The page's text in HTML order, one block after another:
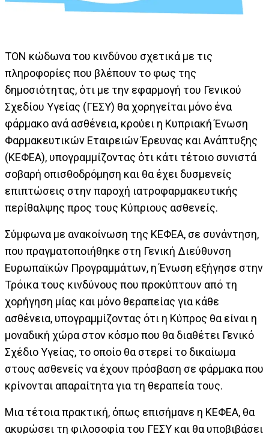
ΤΟΝ κώδωνα του κινδύνου σχετικά με τις
πληροφορίες που βλέπουν το φως της
δημοσιότητας, ότι με την εφαρμογή του Γενικού
Σχεδίου Υγείας (ΓΕΣΥ) θα χορηγείται μόνο ένα
φάρμακο ανά ασθένεια, κρούει η Κυπριακή Ένωση
Φαρμακευτικών Εταιρειών Έρευνας και Ανάπτυξης
(ΚΕΦΕΑ), υπογραμμίζοντας ότι κάτι τέτοιο συνιστά
σοβαρή οπισθοδρόμηση και θα έχει δυσμενείς
επιπτώσεις στην παροχή ιατροφαρμακευτικής
περίθαλψης προς τους Κύπριους ασθενείς.
Σύμφωνα με ανακοίνωση της ΚΕΦΕΑ, σε συνάντηση,
που πραγματοποιήθηκε στη Γενική Διεύθυνση
Ευρωπαϊκών Προγραμμάτων, η Ένωση εξήγησε στην
Τρόικα τους κινδύνους που προκύπτουν από τη
χορήγηση μίας και μόνο θεραπείας για κάθε
ασθένεια, υπογραμμίζοντας ότι η Κύπρος θα είναι η
μοναδική χώρα στον κόσμο που θα διαθέτει Γενικό
Σχέδιο Υγείας, το οποίο θα στερεί το δικαίωμα
στους ασθενείς να έχουν πρόσβαση σε φάρμακα που
κρίνονται απαραίτητα για τη θεραπεία τους.
Μια τέτοια πρακτική, όπως επισήμανε η ΚΕΦΕΑ, θα
ακυρώσει τη φιλοσοφία του ΓΕΣΥ και θα υποβιβάσει